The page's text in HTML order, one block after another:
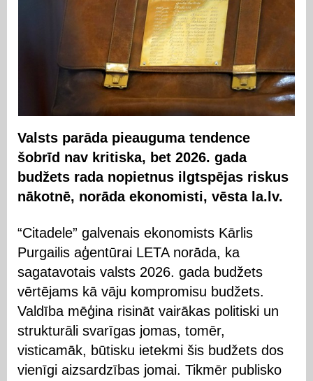
Valsts parāda pieauguma tendence
šobrīd nav kritiska, bet 2026. gada
budžets rada nopietnus ilgtspējas riskus
nākotnē, norāda ekonomisti, vēsta la.lv.
“Citadele” galvenais ekonomists Kārlis
Purgailis aģentūrai LETA norāda, ka
sagatavotais valsts 2026. gada budžets
vērtējams kā vāju kompromisu budžets.
Valdība mēģina risināt vairākas politiski un
strukturāli svarīgas jomas, tomēr,
visticamāk, būtisku ietekmi šis budžets dos
vienīgi aizsardzības jomai. Tikmēr publisko